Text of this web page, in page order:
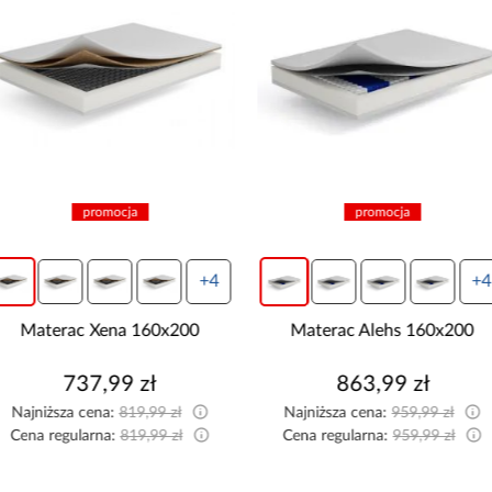
promocja
+4
Materac Xena 160x200
737,99 zł
Najniższa cena: 819,99 zł
Cena regularna: 819,99 zł
promocja
+4
Materac Alehs 160x200
863,99 zł
Najniższa cena:959,99 zł
Cena regularna:959,99 zł